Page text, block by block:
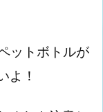
ットボトルが
よ！